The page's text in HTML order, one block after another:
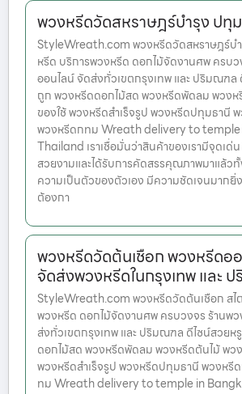
พวงหรีดวัดสหราษฎร์บำรุง ปทุ
StyleWreath.com พวงหรีดวัดสหราษฎร์บ
หรีด บริการพวงหรีด ดอกไม้จัดงานศพ ครบ
ออนไลน์ จัดส่งทั่วเขตกรุงเทพ และ ปริมณฑล
ถูก พวงหรีดดอกไม้สด พวงหรีดพัดลม พวงห
ของใช้ พวงหรีดสำเร็จรูป พวงหรีดปทุมธานี
พวงหรีดกทม Wreath delivery to
Thailand เราเชื่อมั่นว่าสินค้าของเรามีจุดเด่
สวยงามและได้รับการคัดสรรคุณภาพมาแล้ว
ความเป็นตัวของตัวเอง มีความชัดเจนมากยิ่
ต้องกา
พวงหรีดวัดต้นเชือก พวงหรีดอ
จัดส่งพวงหรีดในกรุงเทพ และ
StyleWreath.com พวงหรีดวัดต้นเชือก สไ
พวงหรีด ดอกไม้จัดงานศพ ครบวงจร ร้านพ
ส่งทั่วเขตกรุงเทพ และ ปริมณฑล ดีไซน์สวยห
ดอกไม้สด พวงหรีดพัดลม พวงหรีดต้นไม้ พว
พวงหรีดสำเร็จรูป พวงหรีดปทุมธานี พวงห
ทม Wreath delivery to temple in